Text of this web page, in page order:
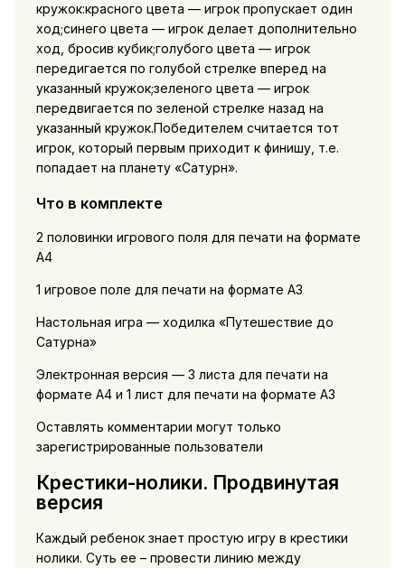
кружок:красного цвета — игрок пропускает один
ход;синего цвета — игрок делает дополнительно
ход, бросив кубик;голубого цвета — игрок
передигается по голубой стрелке вперед на
указанный кружок;зеленого цвета — игрок
передвигается по зеленой стрелке назад на
указанный кружок.Победителем считается тот
игрок, который первым приходит к финишу, т.е.
попадает на планету «Сатурн».
Что в комплекте
2 половинки игрового поля для печати на формате
А4
1 игровое поле для печати на формате А3
Настольная игра — ходилка «Путешествие до
Сатурна»
Электронная версия — 3 листа для печати на
формате А4 и 1 лист для печати на формате А3
Оставлять комментарии могут только
зарегистрированные пользователи
Крестики-нолики. Продвинутая
версия
Каждый ребенок знает простую игру в крестики
нолики. Суть ее – провести линию между